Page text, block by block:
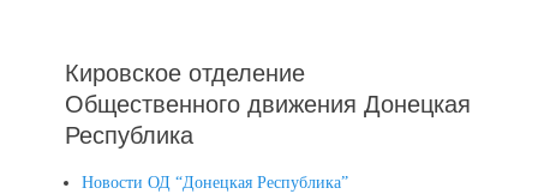
Кировское отделение
Общественного движения Донецкая
Республика
Новости ОД “Донецкая Республика”